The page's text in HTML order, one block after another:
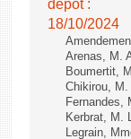
dépôt :
18/10/2024
Arenas, M.
Boumertit,
Chikirou,
Fernandes,
Kerbrat, M.
Legrain,